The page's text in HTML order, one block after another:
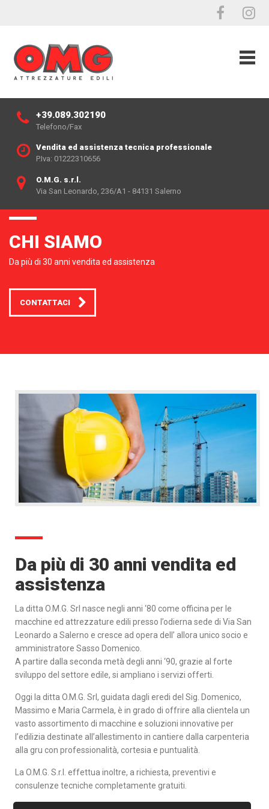
+39.089.302190
Telefono/Fax
Vendita ed assistenza tecnica professionale
P.Iva: 01222310656
O.M.G. s.r.l.
Via San Leonardo, 236/A1 - 84131 Salerno
CHI SIAMO
Da più di 30 anni vendita ed assistenza
CONTATTACI
Da più di 30 anni vendita ed
assistenza
La ditta O.M.G. Srl nasce negli anni ‘80 come officina per le
macchine ed attrezzature edili presso l’odierna sede di Via San
Leonardo a Salerno e cresce ad opera dell’ allora unico socio e
amministratore Sasso Domenico.
A partire dalla seconda metà degli anni ‘90, grazie al forte
sviluppo del settore edile, si ampliano i servizi offerti.
Oggi la ditta O.M.G. Srl, guidata dagli eredi del Sig. Domenico,
Massimo e Maria Carmela, è in grado di offrire alla clientela un
vasto assortimento di macchine e soluzioni innovative per
l’edilizia destinate all’allestimento in cantiere dalla carpenteria
alla gru con professionalità, cortesia e puntualità.
La O.M.G. S.r.l. effettua inoltre, a richiesta, preventivi e
consulenze tecniche completamente gratuiti.